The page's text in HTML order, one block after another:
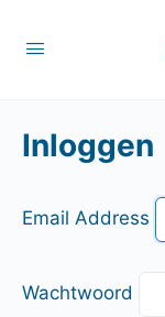
Inloggen
Email Address
Wachtwoord